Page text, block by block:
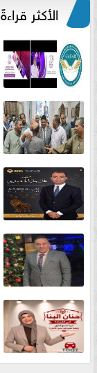
الأكثر قراءةً